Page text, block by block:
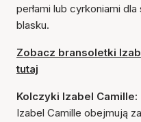
perłami lub cyrkoniami
blasku.
Zobacz bransoletki
tutaj
Kolczyki Izabel Camille:
Izabel Camille obejmują